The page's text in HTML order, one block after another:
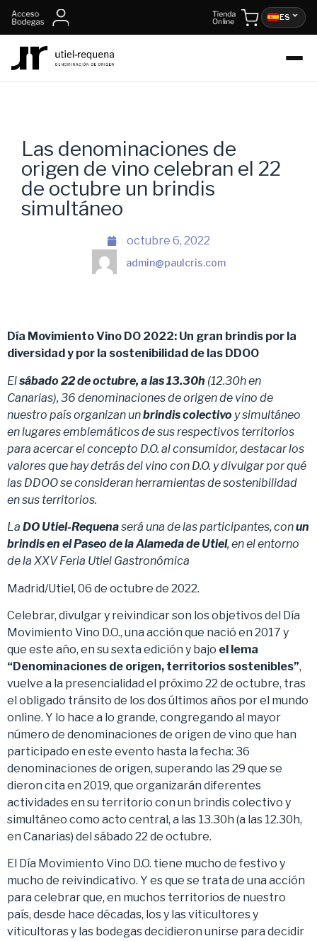
ES
Las denominaciones de
origen de vino celebran el 22
de octubre un brindis
simultáneo
octubre 6, 2022
admin@paulcris.com
Día Movimiento Vino DO 2022: Un gran brindis por la
diversidad y por la sostenibilidad de las DDOO
Elsábado 22 de octubre, a las 13.30h (12.30h en
Canarias), 36 denominaciones de origen de vino de
nuestro país organizan unbrindis colectivo y simultáneo
en lugares emblemáticos de sus respectivos territorios
para acercar el concepto D.O. al consumidor, destacar los
valores que hay detrás del vino con D.O. y divulgar por qué
las DDOO se consideran herramientas de sostenibilidad
en sus territorios.
La DO Utiel-Requenaserá una de las participantes, conun
brindis en el Paseo de la Alameda de Utiel, en el entorno
de la XXV Feria Utiel Gastronómica
Madrid/Utiel, 06 de octubre de 2022.
Celebrar, divulgar y reivindicar son los objetivos del Día
Movimiento Vino D.O., una acción que nació en 2017 y
que este año, en su sexta edición y bajo el lema
“Denominaciones de origen, territorios sostenibles”,
vuelve a la presencialidad el próximo 22 de octubre, tras
el obligado tránsito de los dos últimos años por el mundo
online. Y lo hace a lo grande, congregando al mayor
número de denominaciones de origen de vino que han
participado en este evento hasta la fecha: 36
denominaciones de origen, superando las 29 que se
dieron cita en 2019, que organizarán diferentes
actividades en su territorio con un brindis colectivo y
simultáneo como acto central, a las 13.30h (a las 12.30h,
en Canarias) del sábado 22 de octubre.
El Día Movimiento Vino D.O. tiene mucho de festivo y
mucho de reivindicativo. Y es que se trata de una acción
para celebrar que, en muchos territorios de nuestro
país, desde hace décadas, los y las viticultores y
viticultoras y las bodegas decidieron unirse para decidir